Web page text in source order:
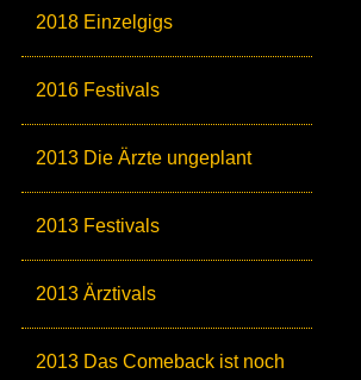
2018 Einzelgigs
2016 Festivals
2013 Die Ärzte ungeplant
2013 Festivals
2013 Ärztivals
2013 Das Comeback ist noch